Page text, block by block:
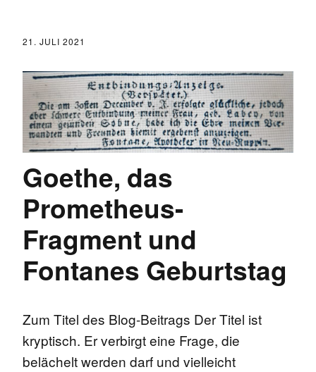
21. JULI 2021
Goethe, das
Prometheus-
Fragment und
Fontanes Geburtstag
Zum Titel des Blog-Beitrags Der Titel ist
kryptisch. Er verbirgt eine Frage, die
belächelt werden darf und vielleicht